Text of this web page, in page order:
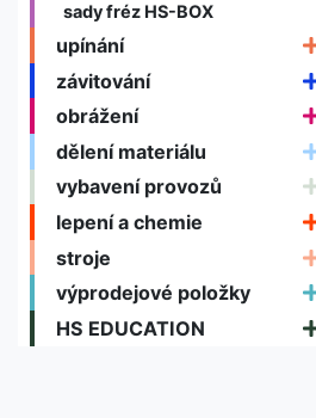
sady fréz HS-BOX
upínání
závitování
obrážení
dělení materiálu
vybavení provozů
lepení a chemie
stroje
výprodejové položky
HS EDUCATION